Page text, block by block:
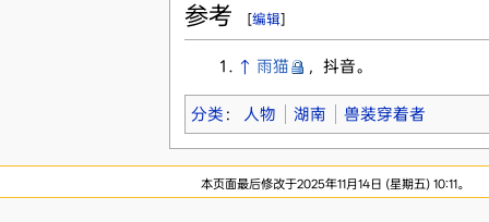
参考 [编辑]
↑ 雨猫 ，抖音。
分类 ： 人物 湖南 兽装穿着者
本页面最后修改于2025年11月14日 (星期五) 10:11。